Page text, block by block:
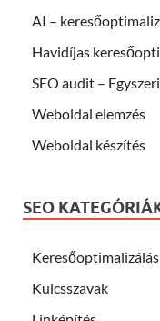
AI –
Havidíjas
SEO audit –
Weboldal elemzés
Weboldal készítés
SEO
Keresőoptimalizálás
Kulcsszavak